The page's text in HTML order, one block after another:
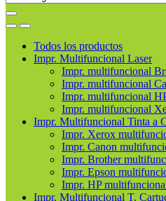
Todos los productos
Impr. Multifuncional Laser
Impr. multifuncional
Impr. multifuncional
Impr. multifuncional
Impr. multifuncional
Impr. Multifuncional Tinta a
Impr. Xerox
Impr. Canon
Impr. Brother
Impr. Epson
Impr. HP
Impr. Multifuncional T.